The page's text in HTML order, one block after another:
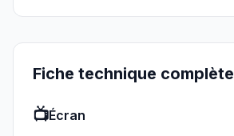
Fiche technique complète
📺Écran